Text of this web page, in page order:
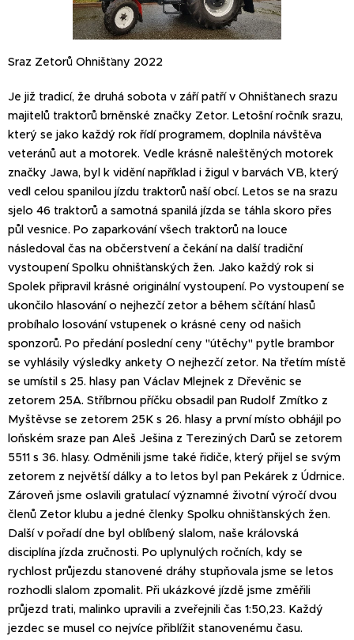
Sraz Zetorů Ohnišťany 2022
Je již tradicí, že druhá sobota v září patří v Ohnišťanech srazu
majitelů traktorů brněnské značky Zetor. Letošní ročník srazu,
který se jako každý rok řídí programem, doplnila návštěva
veteránů aut a motorek. Vedle krásně naleštěných motorek
značky Jawa, byl k vidění například i žigul v barvách VB, který
vedl celou spanilou jízdu traktorů naší obcí. Letos se na srazu
sjelo 46 traktorů a samotná spanilá jízda se táhla skoro přes
půl vesnice. Po zaparkování všech traktorů na louce
následoval čas na občerstvení a čekání na další tradiční
vystoupení Spolku ohnišťanských žen. Jako každý rok si
Spolek připravil krásné originální vystoupení. Po vystoupení se
ukončilo hlasování o nejhezčí zetor a během sčítání hlasů
probíhalo losování vstupenek o krásné ceny od našich
sponzorů. Po předání poslední ceny "útěchy" pytle brambor
se vyhlásily výsledky ankety O nejhezčí zetor. Na třetím místě
se umístil s 25. hlasy pan Václav Mlejnek z Dřevěnic se
zetorem 25A. Stříbrnou příčku obsadil pan Rudolf Zmítko z
Myštěvse se zetorem 25K s 26. hlasy a první místo obhájil po
loňském sraze pan Aleš Ješina z Tereziných Darů se zetorem
5511 s 36. hlasy. Odměnili jsme také řidiče, který přijel se svým
zetorem z největší dálky a to letos byl pan Pekárek z Údrnice.
Zároveň jsme oslavili gratulací významné životní výročí dvou
členů Zetor klubu a jedné členky Spolku ohnišťanských žen.
Další v pořadí dne byl oblíbený slalom, naše královská
disciplína jízda zručnosti. Po uplynulých ročních, kdy se
rychlost průjezdu stanovené dráhy stupňovala jsme se letos
rozhodli slalom zpomalit. Při ukázkové jízdě jsme změřili
průjezd trati, malinko upravili a zveřejnili čas 1:50,23. Každý
jezdec se musel co nejvíce přiblížit stanovenému času.